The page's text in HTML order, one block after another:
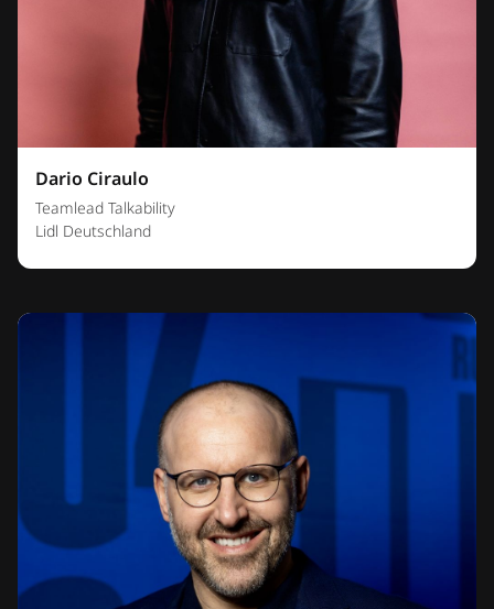
Dario Ciraulo
Teamlead Talkability
Lidl Deutschland